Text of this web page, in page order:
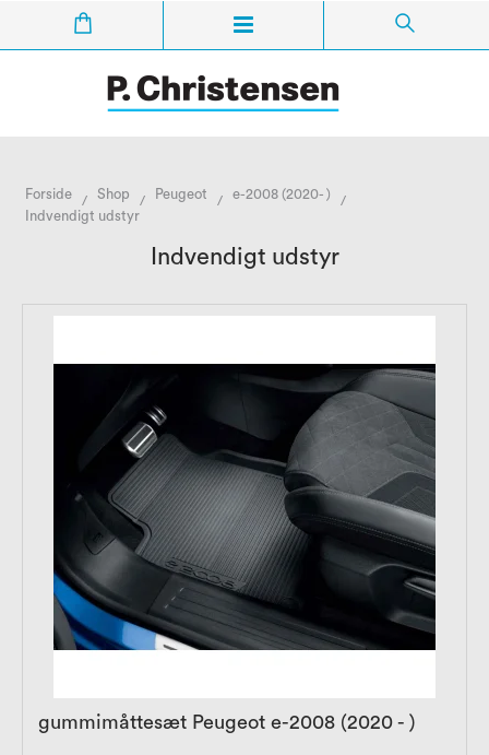
Forside / Shop / Peugeot / e-2008 (2020- ) /
Indvendigt udstyr
Indvendigt udstyr
gummimåttesæt Peugeot e-2008 (2020 - )